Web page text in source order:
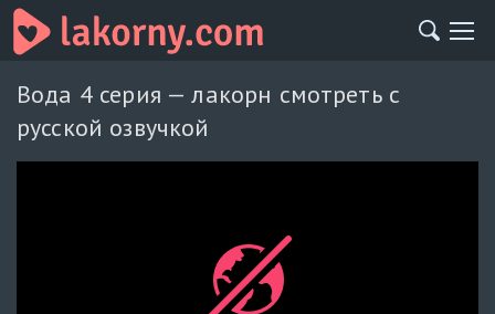
Вода 4 серия — лакорн смотреть с
русской озвучкой